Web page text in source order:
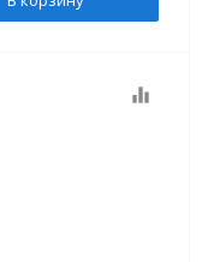
equalizer